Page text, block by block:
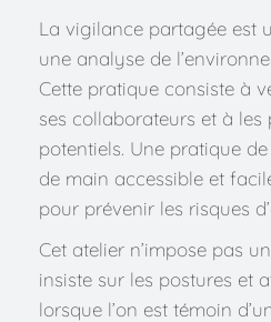
La vigilance partagée est
une analyse de
Cette pratique consiste à
ses collaborateurs et à les
potentiels. Une pratique
de main accessible et
pour prévenir les risques
Cet atelier n’impose pas
insiste sur les postures et
lorsque l’on est témoin